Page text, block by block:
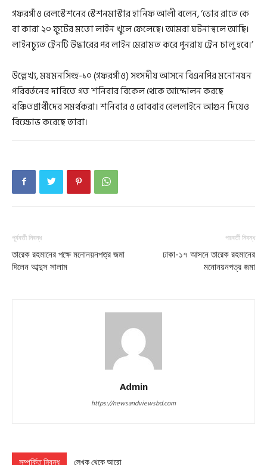
গফরগাঁও রেলস্টেশনের স্টেশনমাস্টার হানিফ আলী বলেন, ‘ভোর রাতে কে
বা কারা ২০ ফুটের মতো লাইন খুলে ফেলেছে। আমরা ঘটনাস্থলে আছি।
লাইনচ্যুত ট্রেনটি উদ্ধারের পর লাইন মেরামত করে পুনরায় ট্রেন চালু হবে।’
উল্লেখ্য, ময়মনসিংহ-১০ (গফরগাঁও) সংসদীয় আসনে বিএনপির মনোনয়ন
পরিবর্তনের দাবিতে গত শনিবার বিকেল থেকে আন্দোলন করছে
বঞ্চিতপ্রার্থীদের সমর্থকরা। শনিবার ও রোববার রেললাইনে আগুন দিয়েও
বিক্ষোভ করেছে তারা।
পূর্ববর্তী নিবন্ধ
তারেক রহমানের পক্ষে মনোনয়নপত্র জমা
দিলেন আব্দুস সালাম
পরবর্তী নিবন্ধ
ঢাকা-১৭ আসনে তারেক রহমানের
মনোনয়নপত্র জমা
Admin
https://newsandviewsbd.com
সম্পর্কিত নিবন্ধ লেখক থেকে আরো